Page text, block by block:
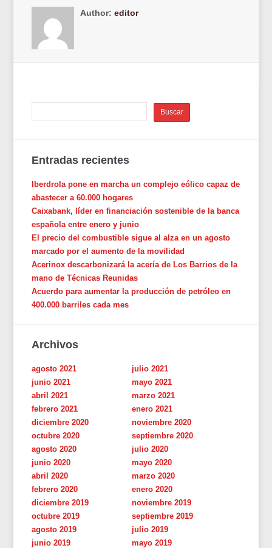
Author:editor
Entradas recientes
Iberdrola pone en marcha un complejo eólico capaz de
abastecer a 60.000 hogares
Caixabank, líder en financiación sostenible de la banca
española entre enero y junio
El precio del combustible sigue al alza en un agosto
marcado por el aumento de la movilidad
Acerinox descarbonizará la acería de Los Barrios de la
mano de Técnicas Reunidas
Acuerdo para aumentar la producción de petróleo en
400.000 barriles cada mes
Archivos
agosto 2021
julio 2021
junio 2021
mayo 2021
abril 2021
marzo 2021
febrero 2021
enero 2021
diciembre 2020
noviembre 2020
octubre 2020
septiembre 2020
agosto 2020
julio 2020
junio 2020
mayo 2020
abril 2020
marzo 2020
febrero 2020
enero 2020
diciembre 2019
noviembre 2019
octubre 2019
septiembre 2019
agosto 2019
julio 2019
junio 2019
mayo 2019